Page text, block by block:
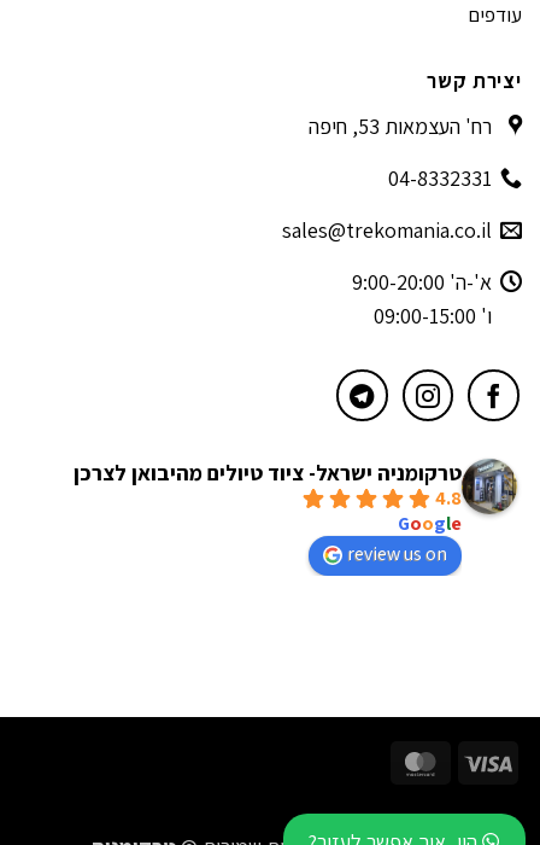
עודפים
יצירת קשר
רח' העצמאות 53, חיפה
04-8332331
sales@trekomania.co.il
א'-ה' 9:00-20:00
ו' 09:00-15:00
טרקומניה ישראל- ציוד טיולים מהיבואן לצרכן
4.8
Google
review us on
Visa